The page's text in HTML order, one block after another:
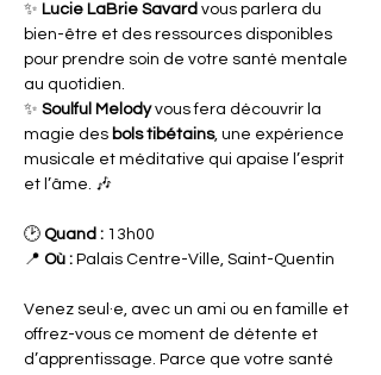
✨ Lucie LaBrie Savard vous parlera du
bien-être et des ressources disponibles
pour prendre soin de votre santé mentale
au quotidien.
✨ Soulful Melody vous fera découvrir la
magie des bols tibétains, une expérience
musicale et méditative qui apaise l’esprit
et l’âme. 🎶
🕑 Quand : 13h00
📍 Où : Palais Centre-Ville, Saint-Quentin
Venez seul·e, avec un ami ou en famille et
offrez-vous ce moment de détente et
d’apprentissage. Parce que votre santé